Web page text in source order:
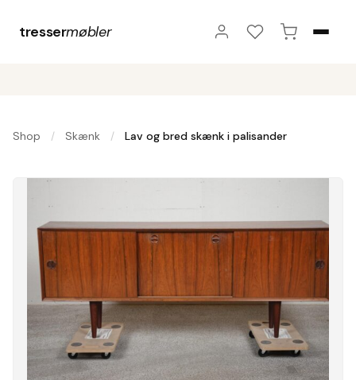
tressermøbler
Shop / Skænk / Lav og bred skænk i palisander